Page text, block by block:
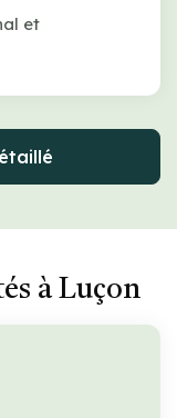
et
à Luçon